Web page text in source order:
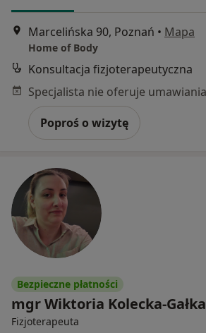
Marcelińska 90, Poznań • Mapa
Home of Body
Konsultacja fizjoterapeutyczna
Poproś o wizytę
Bezpieczne płatności
mgr Wiktoria Kolecka-Gałka
Fizjoterapeuta